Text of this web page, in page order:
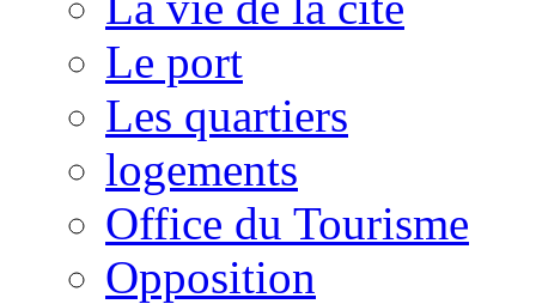
Le port
Les quartiers
logements
Office du Tourisme
Opposition